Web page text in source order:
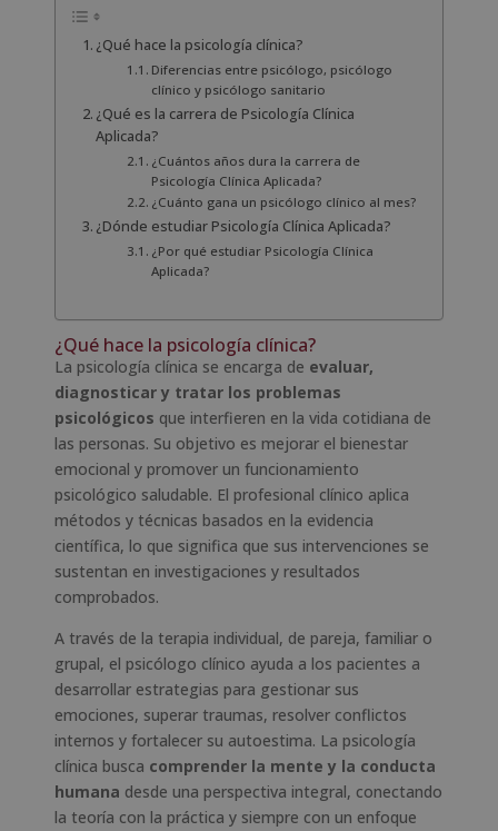
¿Qué hace la psicología clínica?
Diferencias entre psicólogo, psicólogo
clínico y psicólogo sanitario
¿Qué es la carrera de Psicología Clínica
Aplicada?
¿Cuántos años dura la carrera de
Psicología Clínica Aplicada?
¿Cuánto gana un psicólogo clínico al mes?
¿Dónde estudiar Psicología Clínica Aplicada?
¿Por qué estudiar Psicología Clínica
Aplicada?
¿Qué hace la psicología clínica?
La psicología clínica se encarga de evaluar,
diagnosticar y tratar los problemas
psicológicos que interfieren en la vida cotidiana de
las personas. Su objetivo es mejorar el bienestar
emocional y promover un funcionamiento
psicológico saludable. El profesional clínico aplica
métodos y técnicas basados en la evidencia
científica, lo que significa que sus intervenciones se
sustentan en investigaciones y resultados
comprobados.
A través de la terapia individual, de pareja, familiar o
grupal, el psicólogo clínico ayuda a los pacientes a
desarrollar estrategias para gestionar sus
emociones, superar traumas, resolver conflictos
internos y fortalecer su autoestima. La psicología
clínica busca comprender la mente y la conducta
humana desde una perspectiva integral, conectando
la teoría con la práctica y siempre con un enfoque